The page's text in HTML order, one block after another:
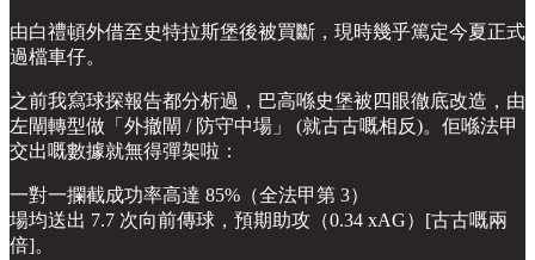
由白禮頓外借至史特拉斯堡後被買斷，現時幾乎篤定今夏正式
過檔車仔。
之前我寫球探報告都分析過，巴高喺史堡被四眼徹底改造，由
左閘轉型做「外撤閘 / 防守中場」 (就古古嘅相反)。佢喺法甲
交出嘅數據就無得彈架啦：
一對一攔截成功率高達 85%（全法甲第 3）
場均送出 7.7 次向前傳球，預期助攻（0.34 xAG）[古古嘅兩
倍]。